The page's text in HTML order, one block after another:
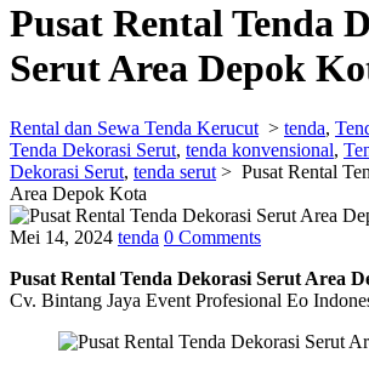
Pusat Rental Tenda
Serut Area Depok
Rental dan Sewa Tenda Kerucut > tenda,
Tenda Dekorasi Serut, tenda konvensional,
Dekorasi Serut, tenda serut > Pusat Rental
Area Depok Kota
Mei 14, 2024 tenda 0 Comments
Pusat Rental Tenda Dekorasi Serut Area
Cv. Bintang Jaya Event Profesional Eo